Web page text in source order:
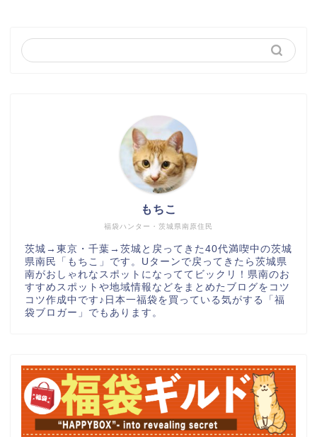
福袋ハンター・茨城県南原住民
もちこ
茨城→東京・千葉→茨城と戻ってきた40代満喫中の茨城
県南民「もちこ」です。Uターンで戻ってきたら茨城県
南がおしゃれなスポットになっててビックリ！県南のお
すすめスポットや地域情報などをまとめたブログをコツ
コツ作成中です♪日本一福袋を買っている気がする「福
袋ブロガー」でもあります。